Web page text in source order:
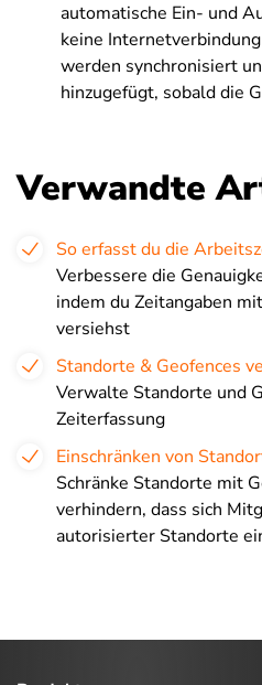
automatische Ein- und
keine
werden synchronisiert
hinzugefügt, sobald die
Verwandte
So erfasst du die
Verbessere die
indem du Zeitangaben
versiehst
Standorte & Geofences
Verwalte Standorte und
Zeiterfassung
Einschränken von
Schränke Standorte mit
verhindern, dass sich
autorisierter Standorte